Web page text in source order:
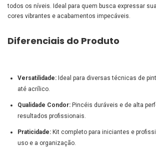
todos os níveis. Ideal para quem busca expressar
cores vibrantes e acabamentos impecáveis.
Diferenciais do Produto
Versatilidade: Ideal para diversas técnicas de
até acrílico.
Qualidade Condor: Pincéis duráveis e de alta
resultados profissionais.
Praticidade: Kit completo para iniciantes e
uso e a organização.